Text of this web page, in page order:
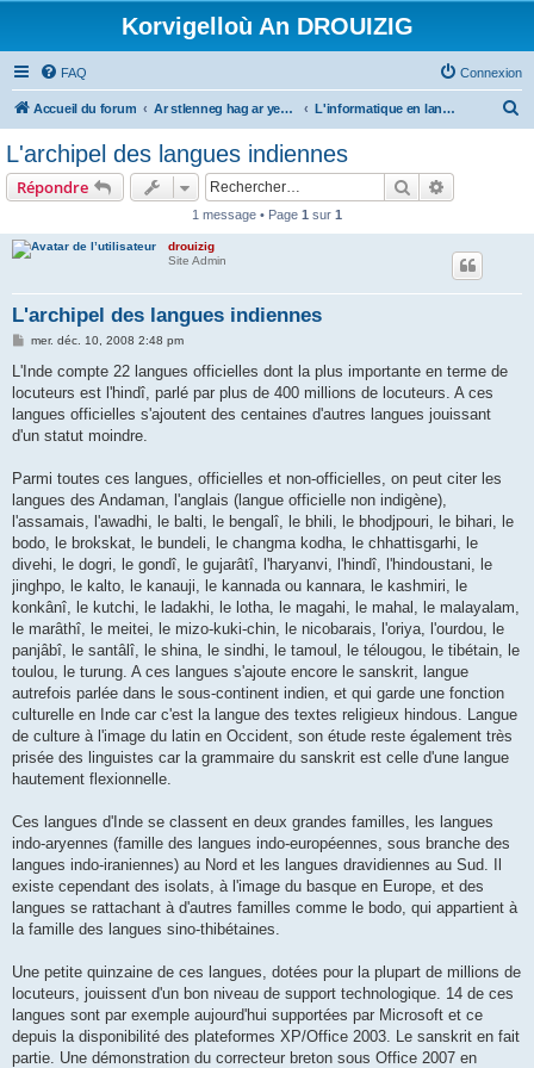
Korvigelloù An DROUIZIG
FAQ Connexion
Accueil du forum Ar stlenneg hag ar yezhoù bihan er bed a-bezh L'informatique en langues régionales et minoritaires
L'archipel des langues indiennes
Répondre Rechercher
1 message • Page 1 sur 1
drouizig
Site Admin
L'archipel des langues indiennes
M
s
a
g
mer. déc. 10, 2008 2:48 pm
L'Inde compte 22 langues officielles dont la plus importante en terme de
locuteurs est l'hindî, parlé par plus de 400 millions de locuteurs. A ces
langues officielles s'ajoutent des centaines d'autres langues jouissant
d'un statut moindre.
Parmi toutes ces langues, officielles et non-officielles, on peut citer les
langues des Andaman, l'anglais (langue officielle non indigène),
l'assamais, l'awadhi, le balti, le bengalî, le bhili, le bhodjpouri, le bihari, le
bodo, le brokskat, le bundeli, le changma kodha, le chhattisgarhi, le
divehi, le dogri, le gondî, le gujarâtî, l'haryanvi, l'hindî, l'hindoustani, le
jinghpo, le kalto, le kanauji, le kannada ou kannara, le kashmiri, le
konkânî, le kutchi, le ladakhi, le lotha, le magahi, le mahal, le malayalam,
le marâthî, le meitei, le mizo-kuki-chin, le nicobarais, l'oriya, l'ourdou, le
panjâbî, le santâlî, le shina, le sindhi, le tamoul, le télougou, le tibétain, le
toulou, le turung. A ces langues s'ajoute encore le sanskrit, langue
autrefois parlée dans le sous-continent indien, et qui garde une fonction
culturelle en Inde car c'est la langue des textes religieux hindous. Langue
de culture à l'image du latin en Occident, son étude reste également très
prisée des linguistes car la grammaire du sanskrit est celle d'une langue
hautement flexionnelle.
Ces langues d'Inde se classent en deux grandes familles, les langues
indo-aryennes (famille des langues indo-européennes, sous branche des
langues indo-iraniennes) au Nord et les langues dravidiennes au Sud. Il
existe cependant des isolats, à l'image du basque en Europe, et des
langues se rattachant à d'autres familles comme le bodo, qui appartient à
la famille des langues sino-thibétaines.
Une petite quinzaine de ces langues, dotées pour la plupart de millions de
locuteurs, jouissent d'un bon niveau de support technologique. 14 de ces
langues sont par exemple aujourd'hui supportées par Microsoft et ce
depuis la disponibilité des plateformes XP/Office 2003. Le sanskrit en fait
partie. Une démonstration du correcteur breton sous Office 2007 en